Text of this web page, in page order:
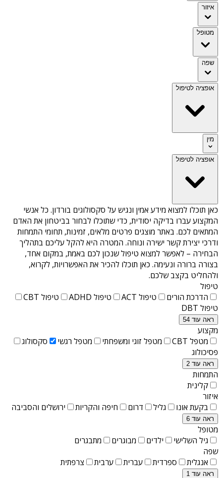
איזור
מטופל
שפה
אופציה לטיפול
מין
אופציה לטיפול
כאן תוכלו למצוא מידע אמין ונגיש על סקסולוגים בורדון. כל אנשי
המקצוע עברו בדיקה יסודית, כדי שתוכלו לבחור בביטחון את האדם
המתאים לכם. באתר מוצגים פרטים מלאים, זמינות, תחומי התמחות
ודרכי יצירת קשר ישירה ונוחה. המטרה היא להקל עליכם בתהליך
הבחירה – לאפשר למצוא טיפול שנכון לכם באמת, במקום אחד,
בצורה ברורה ונעימה. כאן תוכלו להכיר את האפשרויות, לקרוא,
ולהחליט בקצב שלכם.
טיפול
הדרכת הורים
טיפול ACT טיפול ADHD
טיפול CBT
טיפול DBT
ראה עוד 54
מקצוע
מטפל CBT
מטפל זוגי ומשפחתי מטפל רגשי
סקסולוג
פסיכולוג
ראה עוד 2
התמחות
קלינית
איזור
בקעת אונו
גליל דרום חיפה והקריות ירושלים והסביבה
ראה עוד 6
מטופל
גיל השלישי
ילדים מבוגרים
מתבגרים
שפה
אנגלית
ספרדית עברית ערבית צרפתית
ראה עוד 1